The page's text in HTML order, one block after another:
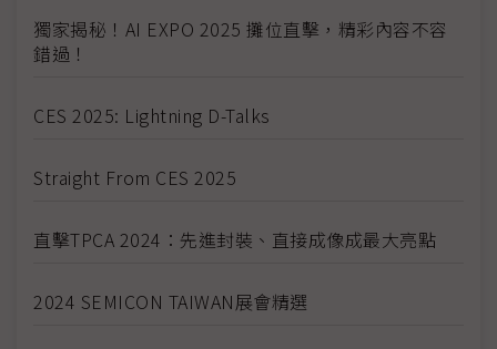
獨家揭秘！AI EXPO 2025 攤位直擊，精彩內容不容
錯過！
CES 2025: Lightning D-Talks
Straight From CES 2025
直擊TPCA 2024：先進封裝、直接成像成最大亮點
2024 SEMICON TAIWAN展會精選